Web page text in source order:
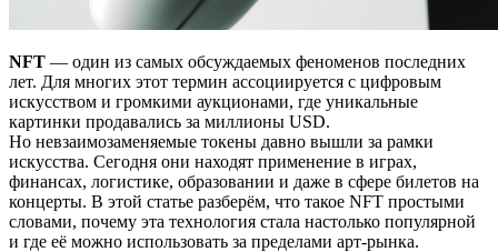
NFT — один из самых обсуждаемых феноменов последних
лет. Для многих этот термин ассоциируется с цифровым
искусством и громкими аукционами, где уникальные
картинки продавались за миллионы USD.
Но невзаимозаменяемые токены давно вышли за рамки
искусства. Сегодня они находят применение в играх,
финансах, логистике, образовании и даже в сфере билетов на
концерты. В этой статье разберём, что такое NFT простыми
словами, почему эта технология стала настолько популярной
и где её можно использовать за пределами арт-рынка.